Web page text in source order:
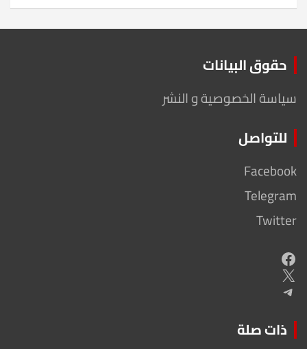
حقوق البيانات
سياسة الخصوصية و النشر
للتواصل
Facebook
Telegram
Twitter
Facebook
X
Telegram
ذات صلة